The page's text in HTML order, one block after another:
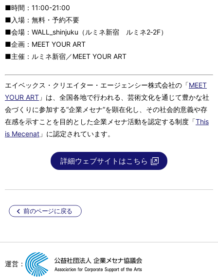
■時間：11:00-21:00
■入場：無料・予約不要
■会場：WALL_shinjuku（ルミネ新宿 ルミネ2‐2F）
■企画：MEET YOUR ART
■主催：ルミネ新宿／MEET YOUR ART
エイベックス・クリエイター・エージェンシー株式会社の「MEET
YOUR ART 」は、全国各地で行われる、芸術文化を通じて豊かな社
会づくりに参加する“企業メセナ”を顕在化し、その社会的意義や存
在感を示すことを目的とした企業メセナ活動を認定する制度「This
is Mecenat 」に認定されています。
詳細ウェブサイトはこちら
前のページに戻る
運営：